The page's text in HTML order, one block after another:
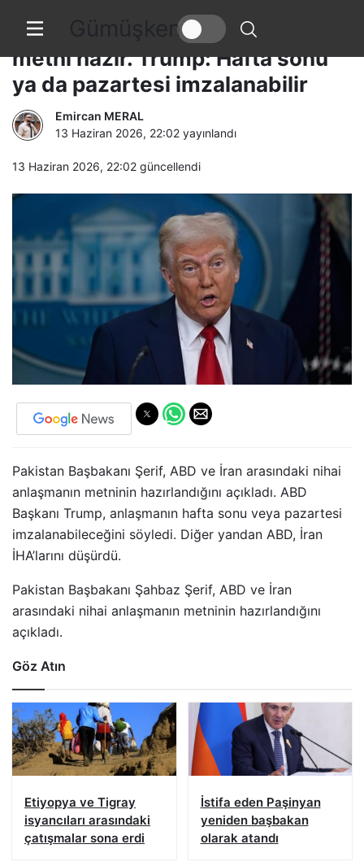
Gümüşkent
ABD ve İran arasında anlaşma
metni hazır. Trump: Hafta sonu
ya da pazartesi imzalanabilir
Emircan MERAL
13 Haziran 2026, 22:02 yayınlandı
13 Haziran 2026, 22:02 güncellendi
Pakistan Başbakanı Şerif, ABD ve İran arasındaki nihai
anlaşmanın metninin hazırlandığını açıkladı. ABD
Başkanı Trump, anlaşmanın hafta sonu veya pazartesi
imzalanabileceğini söyledi. Diğer yandan ABD, İran
İHA’larını düşürdü.
Pakistan Başbakanı Şahbaz Şerif, ABD ve İran
arasındaki nihai anlaşmanın metninin hazırlandığını
açıkladı.
Göz Atın
Etiyopya ve Tigray
isyancıları arasındaki
çatışmalar sona erdi
İstifa eden Paşinyan
yeniden başbakan
olarak atandı